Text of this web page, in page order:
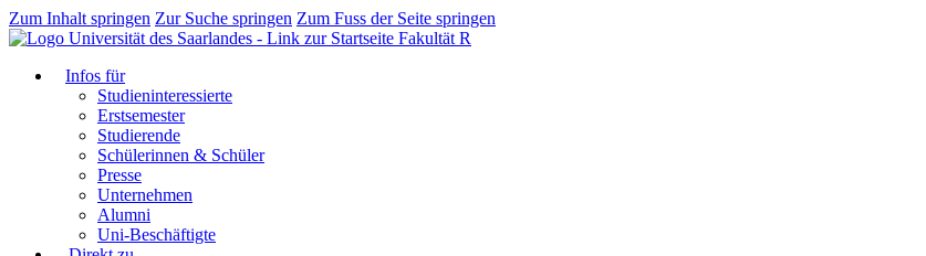
Zum Inhalt springen Zur Suche springen Zum Fuss der Seite springen
Fakultät R
Infos für
Studieninteressierte
Erstsemester
Studierende
Schülerinnen & Schüler
Presse
Unternehmen
Alumni
Uni-Beschäftigte